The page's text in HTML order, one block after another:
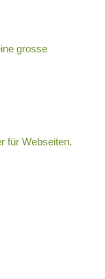
grosse
für Webseiten.